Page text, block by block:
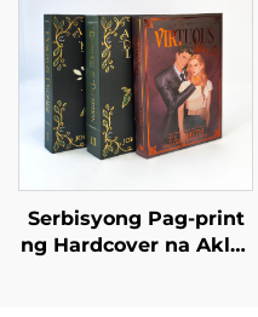
Nobela na may
Sprayed Edges
Serbisyong Pag-print
ng Hardcover na Aklat